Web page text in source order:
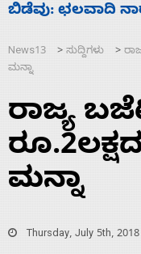
ಹೈಕಮಾಂಡ್
News13 > ಸುದ್ದಿಗಳು >
ಮನ್ನಾ
ರಾಜ್ಯ
ಮನ್ನಾ
Thursday, July 5th,